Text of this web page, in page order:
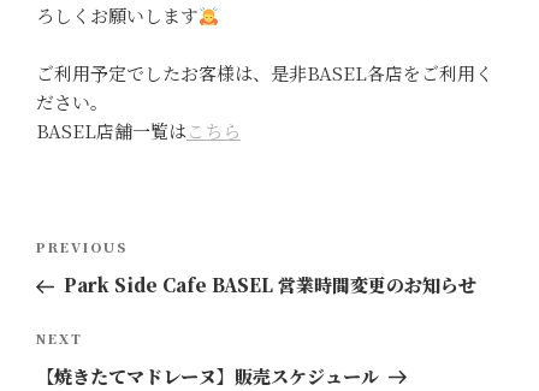
ろしくお願いします
ご利用予定でしたお客様は、是非BASEL各店をご利用く
ださい。
BASEL店舗一覧はこちら
ナ
ビ
ゲ
Previous
Post
PREVIOUS
Park Side Cafe BASEL 営業時間変更のお知らせ
Next
Post
NEXT
【焼きたてマドレーヌ】販売スケジュール